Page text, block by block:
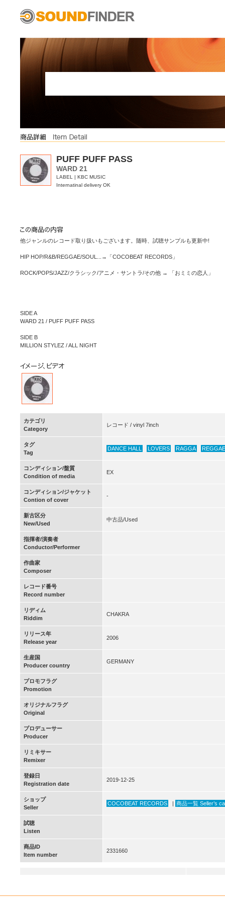
PUFF PUFF PASS
WARD 21
LABEL | KBC MUSIC
Internatinal delivery OK
他ジャンルのレコード取り扱いもございます。随時、試聴サンプルも更新中!
HIP HOP/R&B/REGGAE/SOUL...→「COCOBEAT RECORDS」
ROCK/POPS/JAZZ/クラシック/アニメ・サントラ/その他 → 「おミミの恋人」
SIDE A
WARD 21 / PUFF PUFF PASS
SIDE B
MILLION STYLEZ / ALL NIGHT
カテゴリ
Category
レコード / vinyl 7inch
タグ
Tag
DANCE HALL LOVERS RAGGA REGGAE
コンディション/盤質
Condition of media
EX
コンディション/ジャケット
Contion of cover
-
新古区分
New/Used
中古品/Used
指揮者/演奏者
Conductor/Performer
作曲家
Composer
レコード番号
Record number
リディム
Riddim
CHAKRA
リリース年
Release year
2006
生産国
Producer country
GERMANY
プロモフラグ
Promotion
オリジナルフラグ
Original
プロデューサー
Producer
リミキサー
Remixer
登録日
Registration date
2019-12-25
ショップ
Seller
COCOBEAT RECORDS | 商品一覧 Seller’s
試聴
Listen
商品ID
Item number
2331660